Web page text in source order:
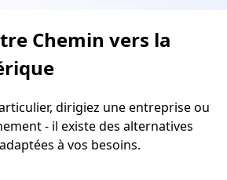
Chemin vers la
dirigiez une entreprise ou
- il existe des alternatives
à vos besoins.